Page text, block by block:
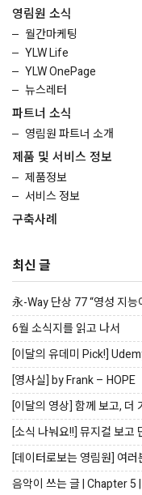
영림원 소식
월간마케팅
YLW Life
YLW OnePage
뉴스레터
파트너 소식
영림원 파트너 소개
제품 및 서비스 정보
제품정보
서비스 정보
구축사례
최신 글
永-Way 단상 77 “영성 지
6월 소식지를 읽고 나서
[이달의 유데미 Pick!]
[영사실] by Frank – HOPE
[이달의 영상] 함께 보고, 더
[소식 나눠요!!] 뮤지컬 보고
[데이터로보는 영림원] 여
음악이 쓰는 글 | Chapter 5